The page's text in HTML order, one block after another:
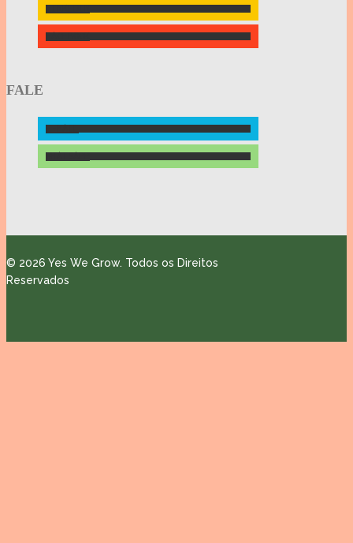
LINKEDIN
FACEBOOK
FALE
E-MAIL
WHATSAPP
© 2026 Yes We Grow. Todos os Direitos
Reservados